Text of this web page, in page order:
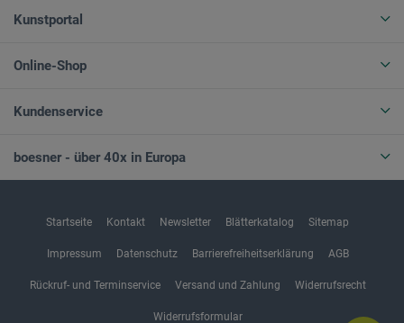
Kunstportal
Online-Shop
Kundenservice
boesner - über 40x in Europa
Startseite Kontakt Newsletter Blätterkatalog Sitemap
Impressum Datenschutz Barrierefreiheitserklärung AGB
Rückruf- und Terminservice Versand und Zahlung Widerrufsrecht
Widerrufsformular